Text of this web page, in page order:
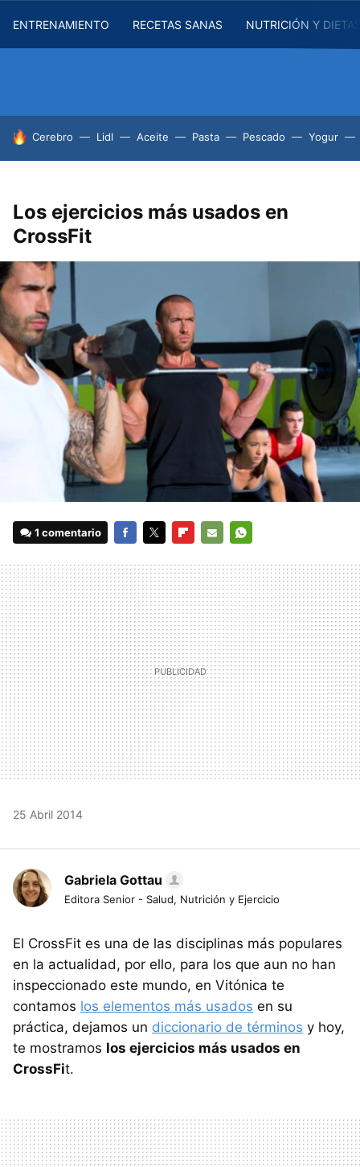
ENTRENAMIENTO RECETAS SANAS NUTRICIÓN Y
HOY SE HABLA DE
Cerebro Lidl Aceite Pasta Pescado Yogur
Los ejercicios más usados en
CrossFit
1 comentario
MAIL
25 Abril 2014
Gabriela Gottau
Editora Senior - Salud, Nutrición y Ejercicio
El CrossFit es una de las disciplinas más populares
en la actualidad, por ello, para los que aun no han
inspeccionado este mundo, en Vitónica te
contamos los elementos más usados en su
práctica, dejamos un diccionario de términos y hoy,
te mostramos los ejercicios más usados en
CrossFit.